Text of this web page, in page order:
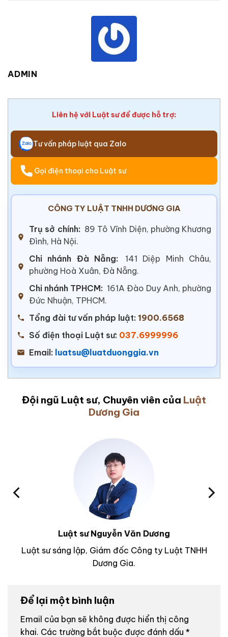
ADMIN
Liên hệ với Luật sư để được hỗ trợ:
Tư vấn pháp luật qua Zalo
Gọi điện thoại cho Luật sư
CÔNG TY LUẬT TNHH DƯƠNG GIA
Trụ sở chính: 89 Tô Vĩnh Diện, phường Khương
Đình, Hà Nội.
Chi nhánh Đà Nẵng:
141 Diệp Minh Châu,
phường Hoà Xuân, Đà Nẵng.
Chi nhánh TPHCM: 161A Đào Duy Anh, phường
Đức Nhuận, TPHCM.
Tổng đài tư vấn pháp luật: 1900.6568
Số điện thoại Luật sư: 037.6999996
Email: luatsu@luatduonggia.vn
Đội ngũ Luật sư, Chuyên viên của Luật
Dương Gia
Luật sư Nguyễn Văn Dương
Luật sư sáng lập, Giám đốc Công ty Luật TNHH
Dương Gia.
Để lại một bình luận
Email của bạn sẽ không được hiển thị công
khai. Các trường bắt buộc được đánh dấu *